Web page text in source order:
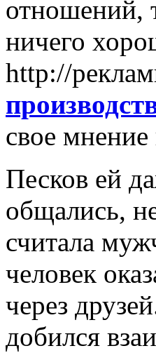
отношений,
ничего
http://
свое
Песков ей
общались,
считала
человек
через
добился